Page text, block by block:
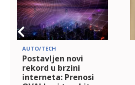
AUTO/TECH
Postavljen novi
rekord u brzini
interneta: Prenosi